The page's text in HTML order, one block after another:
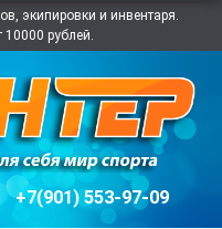
экипировки и инвентаря.
рублей.
+7(901) 553-97-09